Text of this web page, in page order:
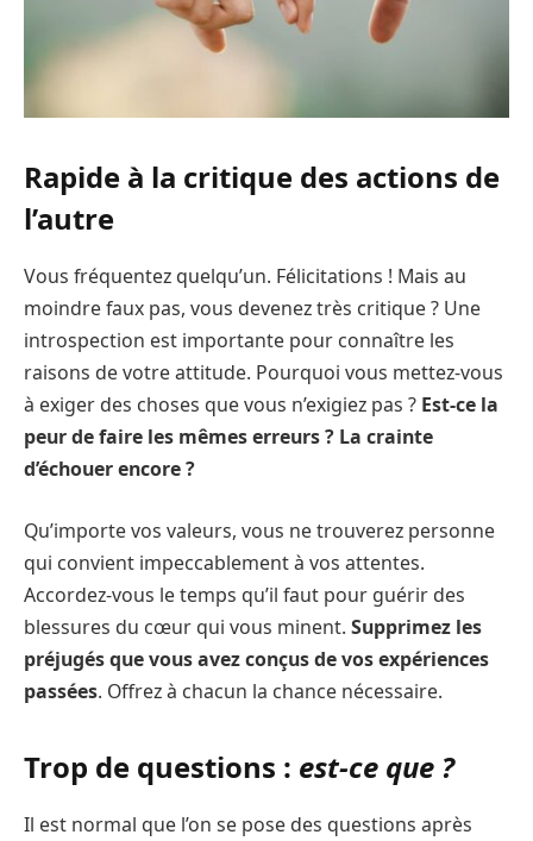
Rapide à la critique des actions de
l’autre
Vous fréquentez quelqu’un. Félicitations ! Mais au
moindre faux pas, vous devenez très critique ? Une
introspection est importante pour connaître les
raisons de votre attitude. Pourquoi vous mettez-vous
à exiger des choses que vous n’exigiez pas ? Est-ce la
peur de faire les mêmes erreurs ? La crainte
d’échouer encore ?
Qu’importe vos valeurs, vous ne trouverez personne
qui convient impeccablement à vos attentes.
Accordez-vous le temps qu’il faut pour guérir des
blessures du cœur qui vous minent. Supprimez les
préjugés que vous avez conçus de vos expériences
passées. Offrez à chacun la chance nécessaire.
Trop de questions : est-ce que ?
Il est normal que l’on se pose des questions après